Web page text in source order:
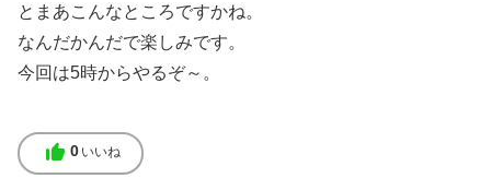
とまあこんなところですかね。
なんだかんだで楽しみです。
今回は5時からやるぞ～。
thumb_up 0 いいね